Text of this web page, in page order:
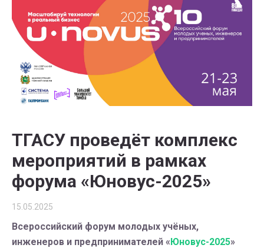
ТГАСУ проведёт комплекс
мероприятий в рамках
форума «Юновус-2025»
15.05.2025
Всероссийский форум молодых учёных,
инженеров и предпринимателей «Юновус-2025»